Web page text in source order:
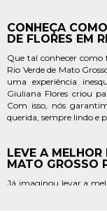
CONHEÇA
DE FLORES EM
Que tal conhecer como
Rio Verde de Mato
uma experiência
Giuliana Flores criou
Com isso, nós
querida, sempre lindo e
LEVE A MELHOR
MATO GROSSO
Já imaginou levar a